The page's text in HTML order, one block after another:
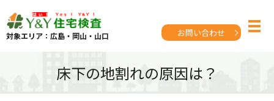
対象エリア：広島・岡山・山口 お問い合わせ
床下の地割れの原因は？